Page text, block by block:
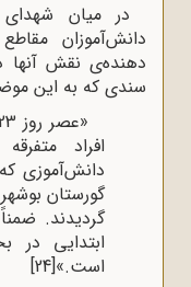
در میان شهدای
دانش‌آموزان
دهنده‌ی نقش آنها
سندی که به این
افراد
دانش‌آموزی
گورستان
گردیدند.
ابتدایی در
است.»[24]